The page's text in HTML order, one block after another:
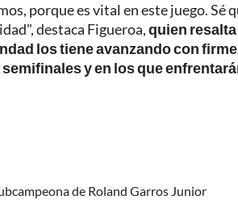
porque es vital en este juego. Sé
destaca Figueroa,quien resalta
los tiene avanzando con
y en los que
de Roland Garros Junior